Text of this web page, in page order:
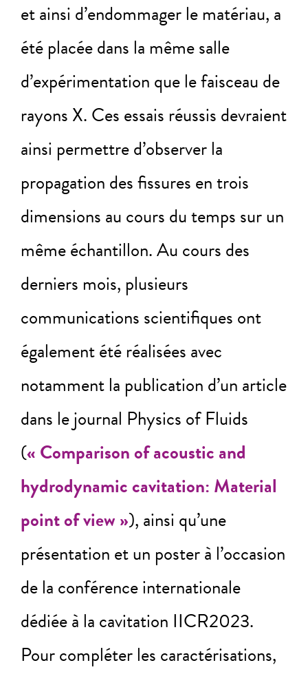
et ainsi d’endommager le matériau, a
été placée dans la même salle
d’expérimentation que le faisceau de
rayons X. Ces essais réussis devraient
ainsi permettre d’observer la
propagation des fissures en trois
dimensions au cours du temps sur un
même échantillon. Au cours des
derniers mois, plusieurs
communications scientifiques ont
également été réalisées avec
notamment la publication d’un article
dans le journal Physics of Fluids
(« Comparison of acoustic and
hydrodynamic cavitation: Material
point of view »), ainsi qu’une
présentation et un poster à l’occasion
de la conférence internationale
dédiée à la cavitation IICR2023.
Pour compléter les caractérisations,